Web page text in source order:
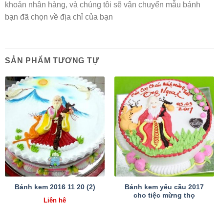
khoản nhân hàng, và chúng tôi sẽ vận chuyển mẫu bánh
bạn đã chọn về địa chỉ của bạn
SẢN PHẨM TƯƠNG TỰ
Bánh kem 2016 11 20 (2)
Liên hệ
Bánh kem yêu cầu 2017
cho tiệc mừng thọ